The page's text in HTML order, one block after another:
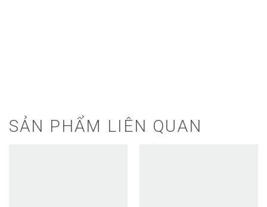
SẢN PHẨM LIÊN QUAN